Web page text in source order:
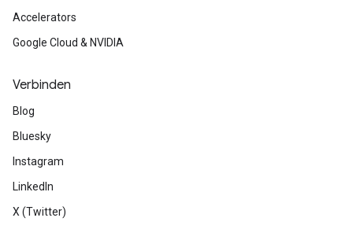
Accelerators
Google Cloud & NVIDIA
Verbinden
Blog
Bluesky
Instagram
LinkedIn
X (Twitter)